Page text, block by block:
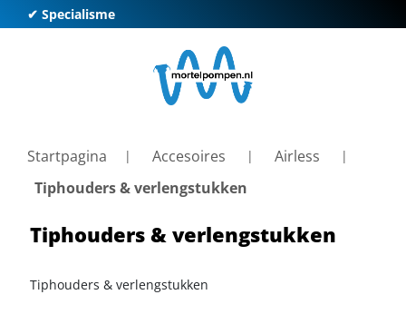
✔ Specialisme
Startpagina Accesoires
Airless
Tiphouders & verlengstukken
Tiphouders & verlengstukken
Tiphouders & verlengstukken